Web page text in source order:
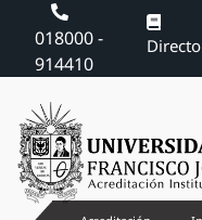
018000 -
914410